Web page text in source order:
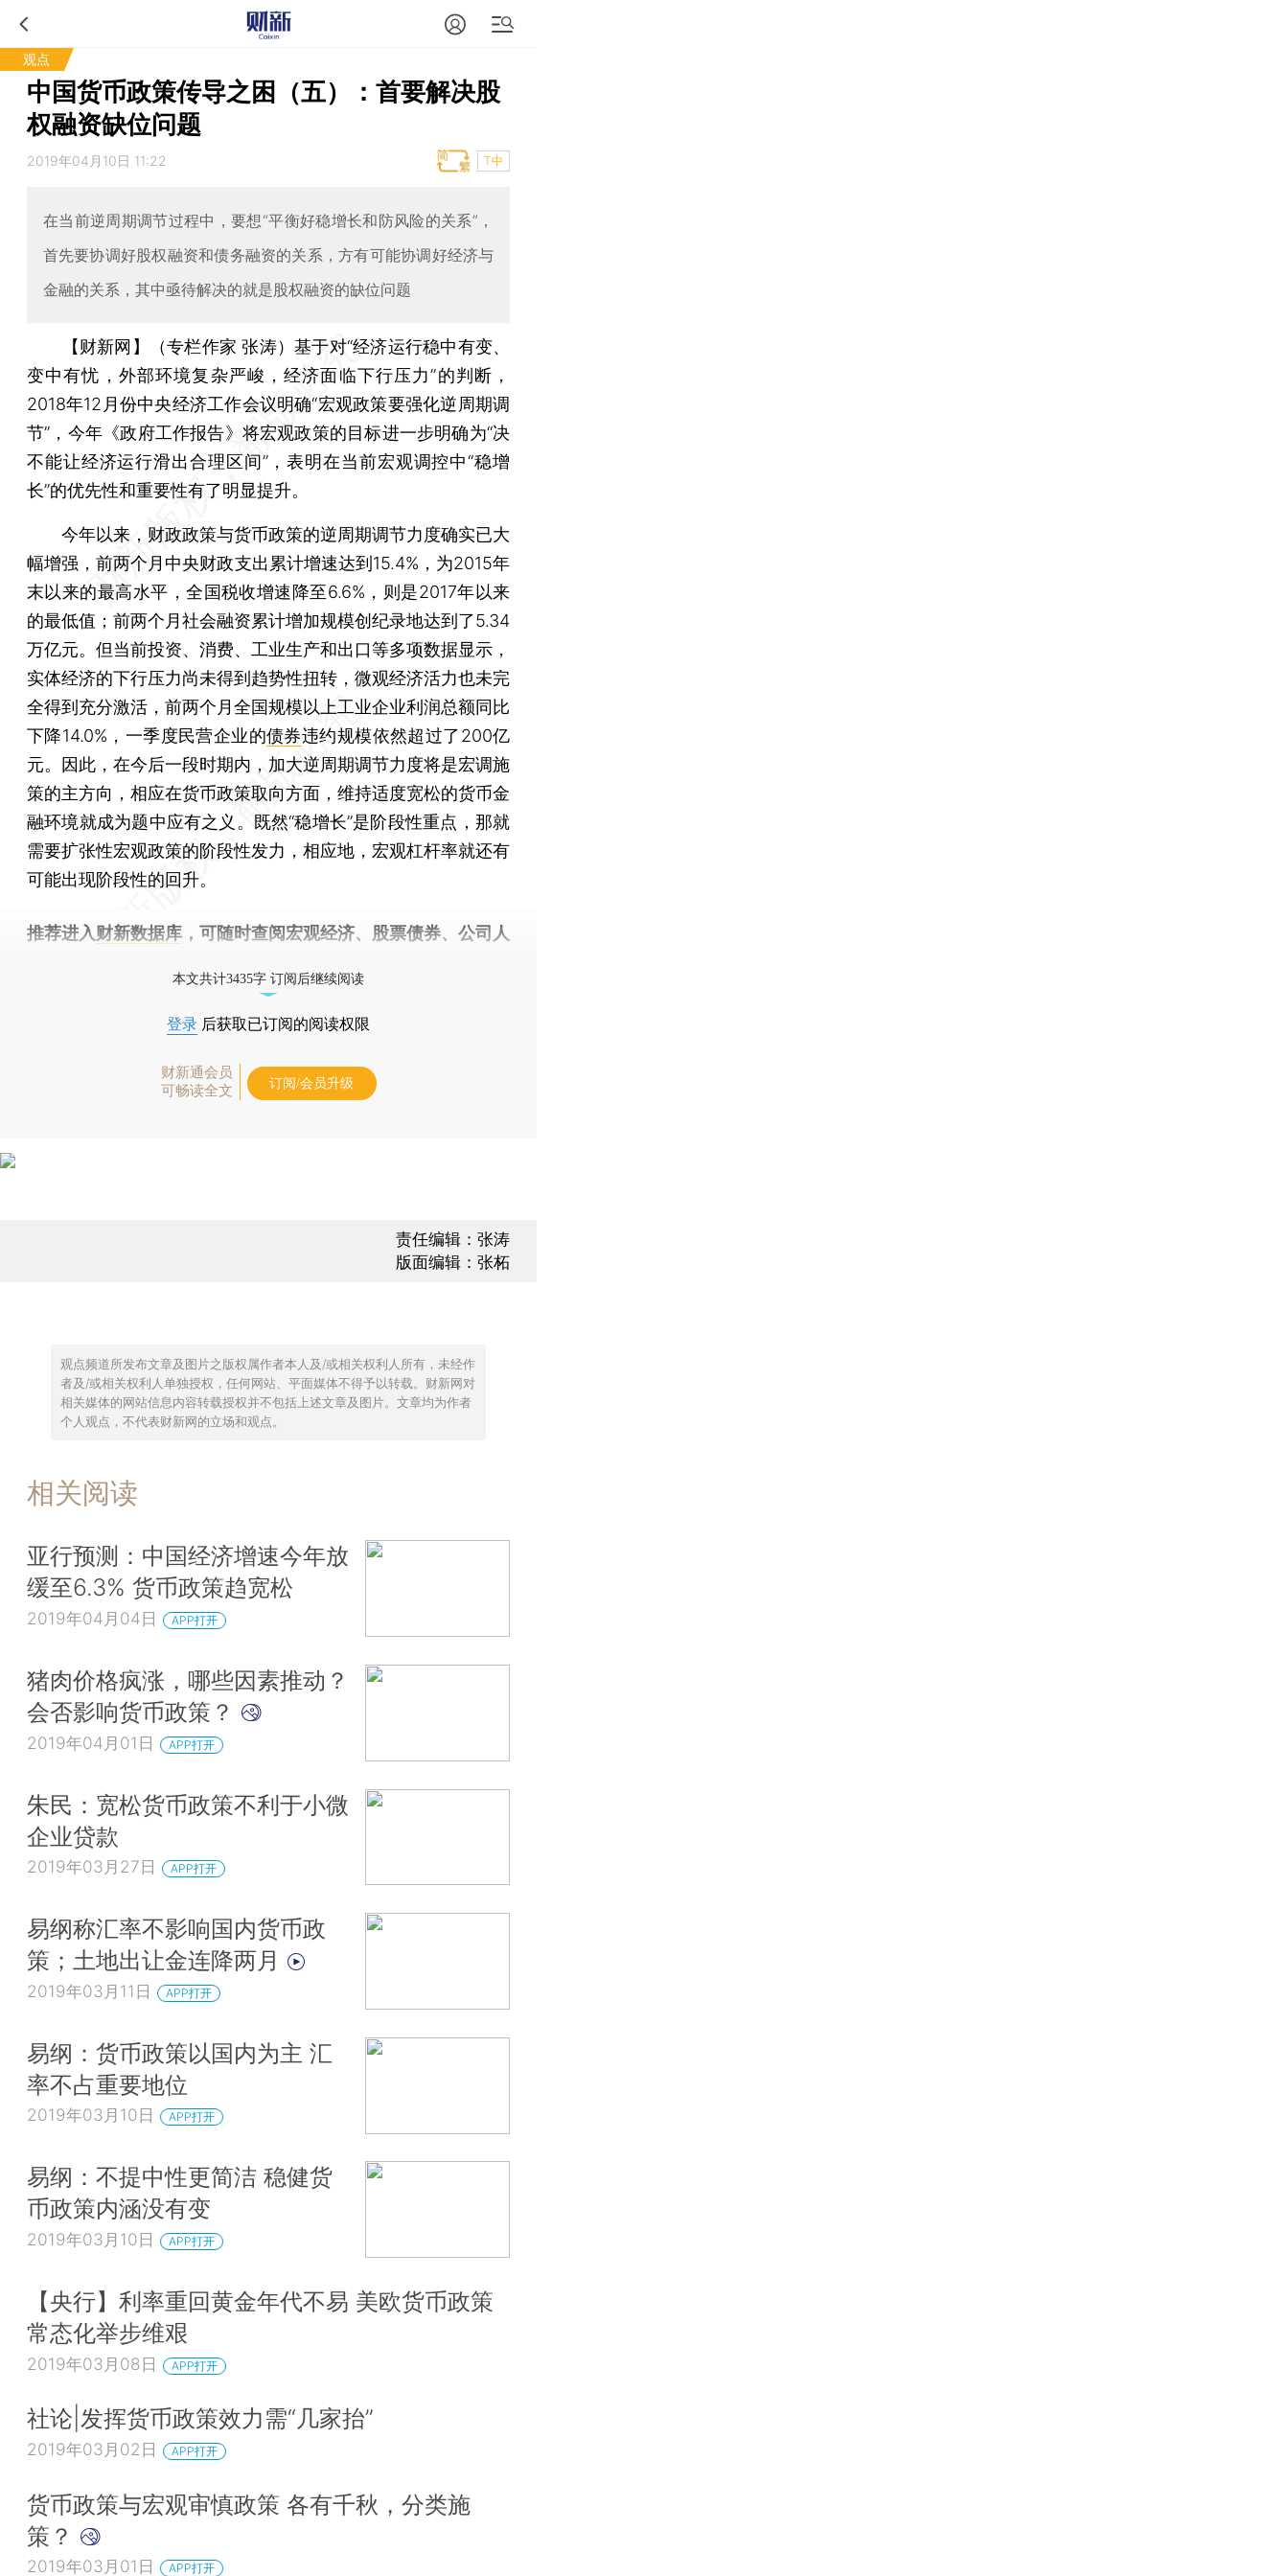
观点
中国货币政策传导之困（五）：首要解决股
权融资缺位问题
2019年04月10日 11:22 T中
在当前逆周期调节过程中，要想“平衡好稳增长和防风险的关系”，
首先要协调好股权融资和债务融资的关系，方有可能协调好经济与
金融的关系，其中亟待解决的就是股权融资的缺位问题
【财新网】（专栏作家 张涛） 基于对“经济运行稳中有变、
变中有忧，外部环境复杂严峻，经济面临下行压力”的判断，
2018年12月份中央经济工作会议明确“宏观政策要强化逆周期调
节”，今年《政府工作报告》将宏观政策的目标进一步明确为“决
不能让经济运行滑出合理区间”，表明在当前宏观调控中“稳增
长”的优先性和重要性有了明显提升。
今年以来，财政政策与货币政策的逆周期调节力度确实已大
幅增强，前两个月中央财政支出累计增速达到15.4%，为2015年
末以来的最高水平，全国税收增速降至6.6%，则是2017年以来
的最低值；前两个月社会融资累计增加规模创纪录地达到了5.34
万亿元。但当前投资、消费、工业生产和出口等多项数据显示，
实体经济的下行压力尚未得到趋势性扭转，微观经济活力也未完
全得到充分激活，前两个月全国规模以上工业企业利润总额同比
下降14.0%，一季度民营企业的债券违约规模依然超过了200亿
元。因此，在今后一段时期内，加大逆周期调节力度将是宏调施
策的主方向，相应在货币政策取向方面，维持适度宽松的货币金
融环境就成为题中应有之义。既然“稳增长”是阶段性重点，那就
需要扩张性宏观政策的阶段性发力，相应地，宏观杠杆率就还有
可能出现阶段性的回升。
推荐进入财新数据库 ，可随时查阅宏观经济、股票债券、公司人
本文共计3435字 订阅后继续阅读
登录 后获取已订阅的阅读权限
财新通会员
可畅读全文
订阅/会员升级
责任编辑：张涛
版面编辑：张柘
观点频道所发布文章及图片之版权属作者本人及/或相关权利人所有，未经作
者及/或相关权利人单独授权，任何网站、平面媒体不得予以转载。财新网对
相关媒体的网站信息内容转载授权并不包括上述文章及图片。文章均为作者
个人观点，不代表财新网的立场和观点。
相关阅读
亚行预测：中国经济增速今年放
缓至6.3% 货币政策趋宽松
2019年04月04日 APP打开
猪肉价格疯涨，哪些因素推动？
会否影响货币政策？
2019年04月01日 APP打开
朱民：宽松货币政策不利于小微
企业贷款
2019年03月27日 APP打开
易纲称汇率不影响国内货币政
策；土地出让金连降两月
2019年03月11日 APP打开
易纲：货币政策以国内为主 汇
率不占重要地位
2019年03月10日 APP打开
易纲：不提中性更简洁 稳健货
币政策内涵没有变
2019年03月10日 APP打开
【央行】利率重回黄金年代不易 美欧货币政策
常态化举步维艰
2019年03月08日 APP打开
社论|发挥货币政策效力需“几家抬”
2019年03月02日 APP打开
货币政策与宏观审慎政策 各有千秋，分类施
策？
2019年03月01日 APP打开